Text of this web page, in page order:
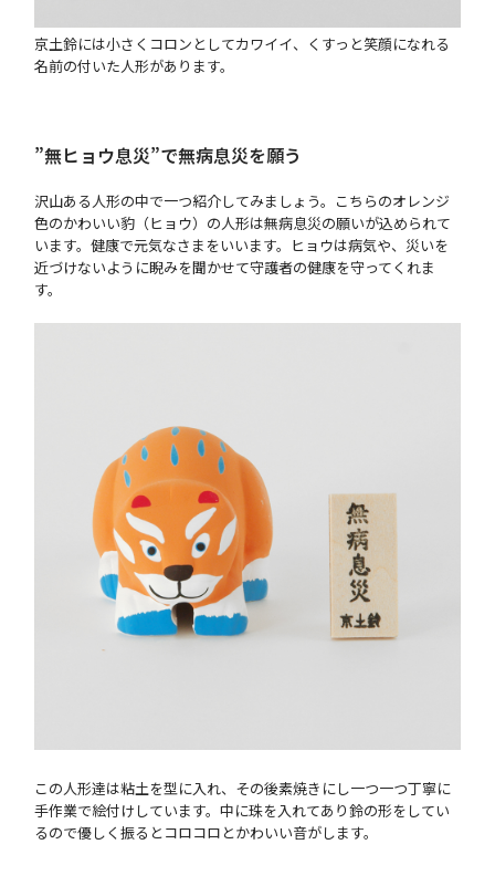
京土鈴には小さくコロンとしてカワイイ、くすっと笑顔になれる
名前の付いた人形があります。
”無ヒョウ息災”で無病息災を願う
沢山ある人形の中で一つ紹介してみましょう。こちらのオレンジ
色のかわいい豹（ヒョウ）の人形は無病息災の願いが込められて
います。健康で元気なさまをいいます。ヒョウは病気や、災いを
近づけないように睨みを聞かせて守護者の健康を守ってくれま
す。
この人形達は粘土を型に入れ、その後素焼きにし一つ一つ丁寧に
手作業で絵付けしています。中に珠を入れてあり鈴の形をしてい
るので優しく振るとコロコロとかわいい音がします。